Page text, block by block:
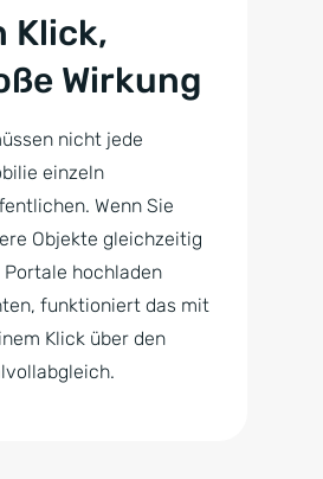
Klick,
Wirkung
nicht jede
einzeln
Wenn Sie
Objekte gleichzeitig
Portale hochladen
funktioniert das mit
Klick über den